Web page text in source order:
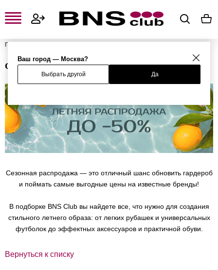
Ваш город — Москва?
Выбрать другой Да
Главная
СКИДКИ ДО 50%
Сезонная распродажа — это отличный шанс обновить гардероб
и поймать самые выгодные цены на известные бренды!
В подборке BNS Club вы найдете все, что нужно для создания
стильного летнего образа: от легких рубашек и универсальных
футболок до эффектных аксессуаров и практичной обуви.
Вернуться к списку